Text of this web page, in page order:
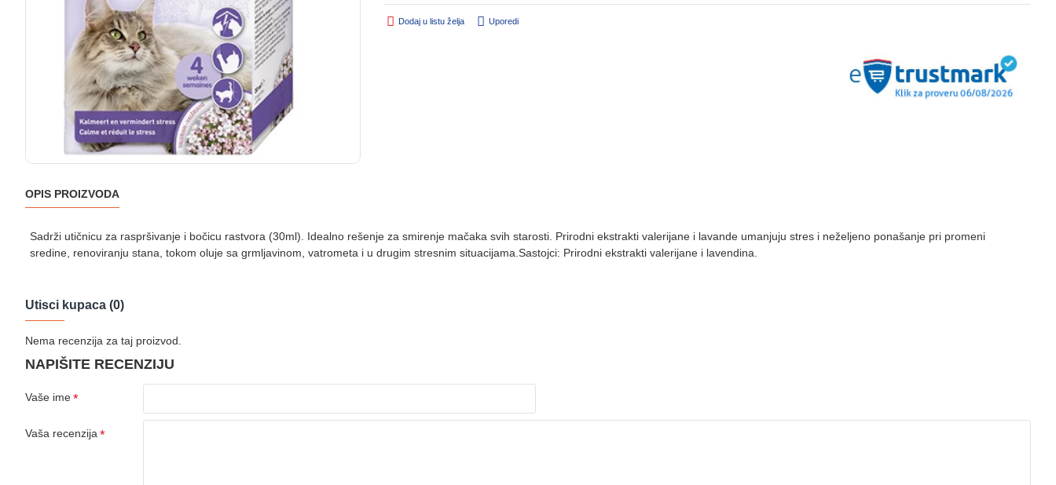
Dodaj u listu želja Uporedi
OPIS PROIZVODA
Sadrži utičnicu za raspršivanje i bočicu rastvora (30ml). Idealno rešenje za smirenje mačaka svih starosti. Prirodni ekstrakti valerijane i lavande umanjuju stres i neželjeno ponašanje pri promeni
sredine, renoviranju stana, tokom oluje sa grmljavinom, vatrometa i u drugim stresnim situacijama.Sastojci: Prirodni ekstrakti valerijane i lavendina.
Utisci kupaca (0)
Nema recenzija za taj proizvod.
NAPIŠITE RECENZIJU
Vaše ime
Vaša recenzija